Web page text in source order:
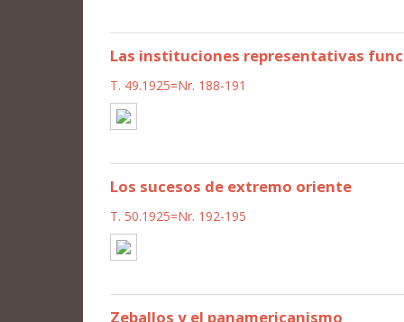
Las instituciones representativas
T. 49.1925=Nr. 188-191
Los sucesos de extremo oriente
T. 50.1925=Nr. 192-195
Zeballos y el panamericanismo